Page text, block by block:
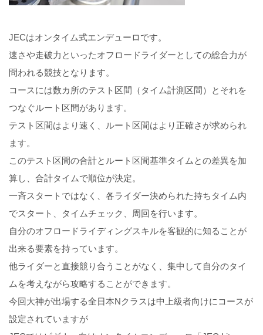
JECはオンタイム式エンデューロです。
速さや走破力といったオフロードライダーとしての総合力が
問われる競技となります。
コースには数カ所のテスト区間（タイム計測区間）とそれを
つなぐルート区間があります。
テスト区間はより速く、ルート区間はより正確さが求められ
ます。
このテスト区間の合計とルート区間基準タイムとの差異を加
算し、合計タイムで順位が決定。
一斉スタートではなく、各ライダー決められた持ちタイム内
でスタート、タイムチェック、周回を行います。
自分のオフロードライディングスキルを客観的に知ることが
出来る要素を持っています。
他ライダーと直接競り合うことがなく、集中して自分のタイ
ムを考えながら攻略することができます。
今回大神が出場する全日本Nクラスは中上級者向けにコースが
設定されていますが